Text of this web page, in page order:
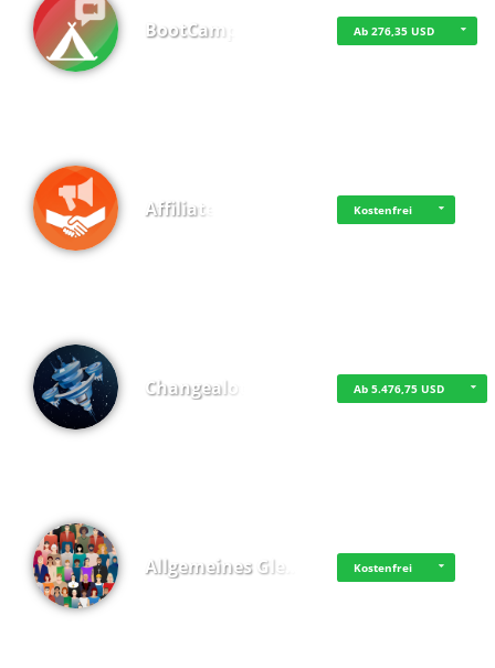
BootCamp Ab 276,35 USD
Affiliate Kostenfrei
Changealot Ab 5.476,75 USD
Allgemeines Gle… Kostenfrei